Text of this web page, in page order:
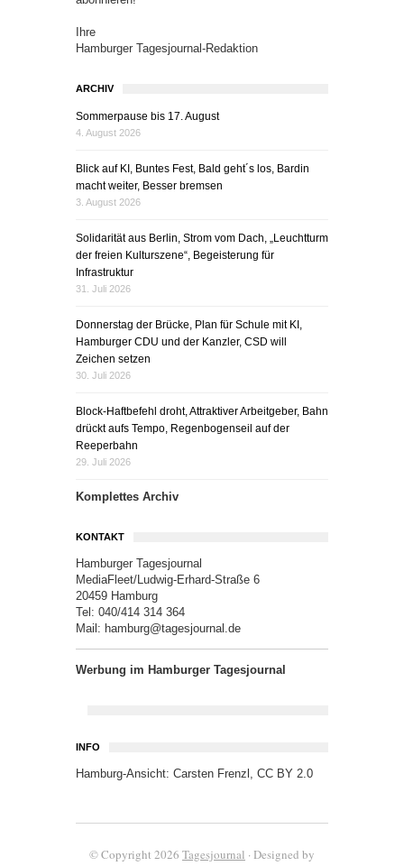
Ihre
Hamburger Tagesjournal-Redaktion
ARCHIV
Sommerpause bis 17. August
4. August 2026
Blick auf KI, Buntes Fest, Bald geht´s los, Bardin
macht weiter, Besser bremsen
3. August 2026
Solidarität aus Berlin, Strom vom Dach, „Leuchtturm
der freien Kulturszene“, Begeisterung für
Infrastruktur
31. Juli 2026
Donnerstag der Brücke, Plan für Schule mit KI,
Hamburger CDU und der Kanzler, CSD will
Zeichen setzen
30. Juli 2026
Block-Haftbefehl droht, Attraktiver Arbeitgeber, Bahn
drückt aufs Tempo, Regenbogenseil auf der
Reeperbahn
29. Juli 2026
Komplettes Archiv
KONTAKT
Hamburger Tagesjournal
MediaFleet/Ludwig-Erhard-Straße 6
20459 Hamburg
Tel: 040/414 314 364
Mail: hamburg@tagesjournal.de
Werbung im Hamburger Tagesjournal
INFO
Hamburg-Ansicht: Carsten Frenzl , CC BY 2.0
© Copyright 2026 Tagesjournal · Designed by